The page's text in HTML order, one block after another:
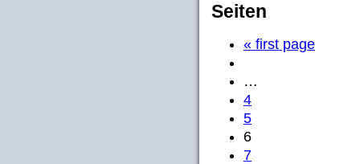
Seiten
« first page
…
4
5
6
7